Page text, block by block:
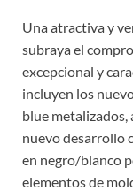
Una atractiva y
subraya el
excepcional y
incluyen los
blue metalizados,
nuevo desarrollo
en negro/blanco
elementos de